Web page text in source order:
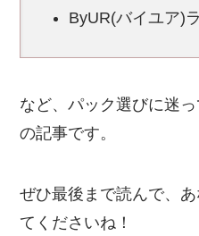
ByUR(バイユア)
など、パック選びに迷
の記事です。
ぜひ最後まで読んで、
てくださいね！